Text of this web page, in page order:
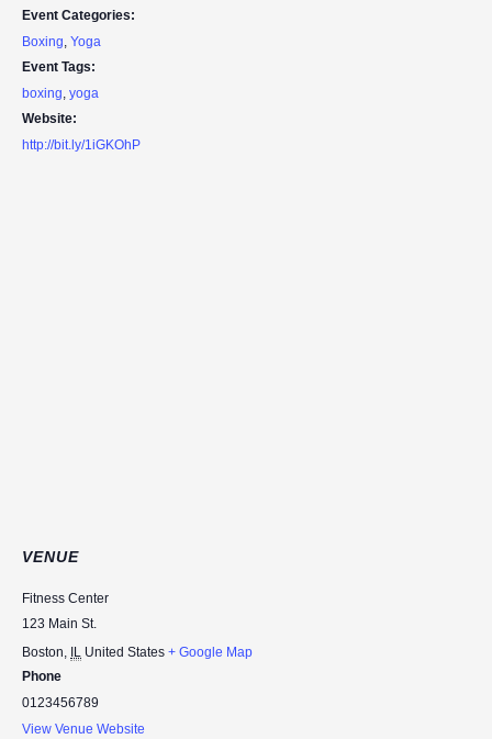
Event Categories:
Boxing, Yoga
Event Tags:
boxing, yoga
Website:
http://bit.ly/1iGKOhP
VENUE
Fitness Center
123 Main St.
Boston, IL United States + Google Map
Phone
0123456789
View Venue Website